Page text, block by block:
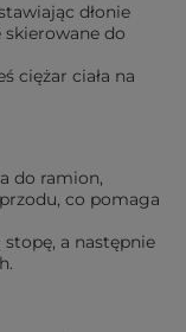
dłonie
skierowane do
ciężar ciała na
do ramion,
co pomaga
a następnie